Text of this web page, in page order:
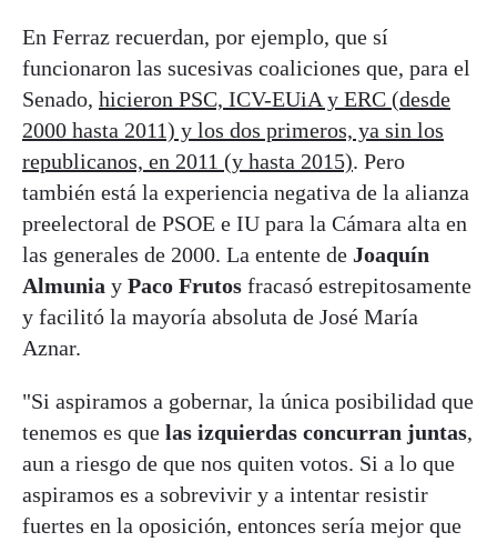
En Ferraz recuerdan, por ejemplo, que sí
funcionaron las sucesivas coaliciones que, para el
Senado, hicieron PSC, ICV-EUiA y ERC (desde
2000 hasta 2011) y los dos primeros, ya sin los
republicanos, en 2011 (y hasta 2015). Pero
también está la experiencia negativa de la alianza
preelectoral de PSOE e IU para la Cámara alta en
las generales de 2000. La entente de Joaquín
Almunia y Paco Frutos fracasó estrepitosamente
y facilitó la mayoría absoluta de José María
Aznar.
"Si aspiramos a gobernar, la única posibilidad que
tenemos es que las izquierdas concurran juntas,
aun a riesgo de que nos quiten votos. Si a lo que
aspiramos es a sobrevivir y a intentar resistir
fuertes en la oposición, entonces sería mejor que